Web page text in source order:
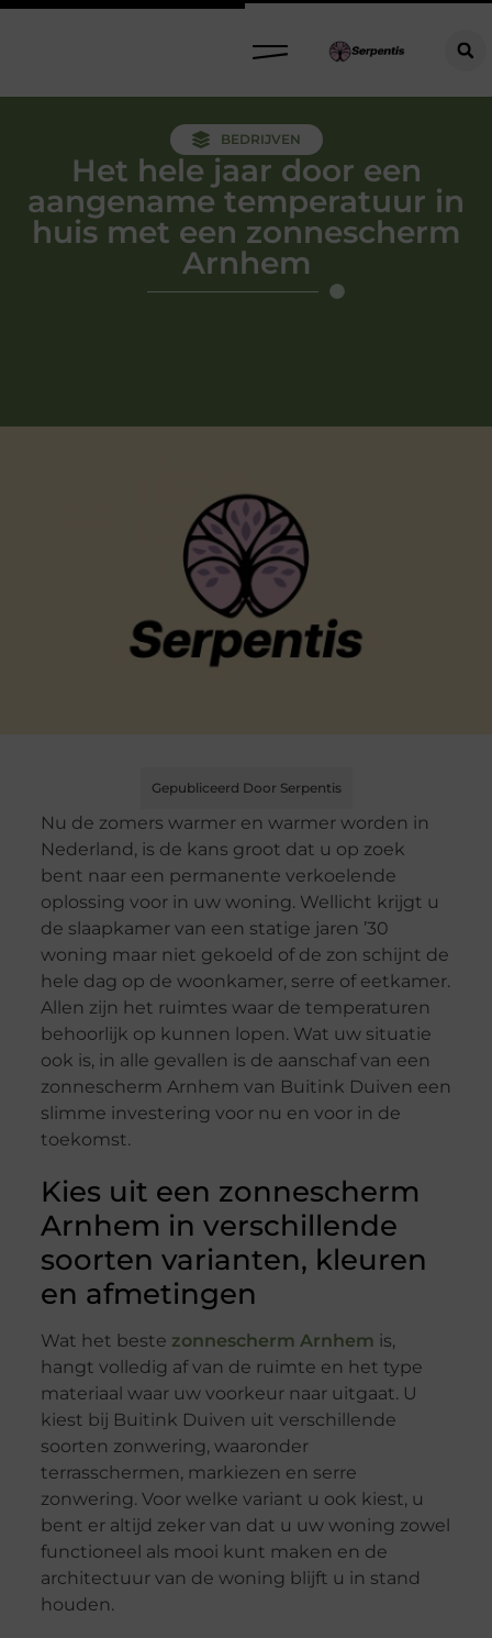
BEDRIJVEN
Het hele jaar door een
aangename temperatuur in
huis met een zonnescherm
Arnhem
Gepubliceerd Door Serpentis
Nu de zomers warmer en warmer worden in
Nederland, is de kans groot dat u op zoek
bent naar een permanente verkoelende
oplossing voor in uw woning. Wellicht krijgt u
de slaapkamer van een statige jaren ’30
woning maar niet gekoeld of de zon schijnt de
hele dag op de woonkamer, serre of eetkamer.
Allen zijn het ruimtes waar de temperaturen
behoorlijk op kunnen lopen. Wat uw situatie
ook is, in alle gevallen is de aanschaf van een
zonnescherm Arnhem van Buitink Duiven een
slimme investering voor nu en voor in de
toekomst.
Kies uit een zonnescherm
Arnhem in verschillende
soorten varianten, kleuren
en afmetingen
Wat het beste zonnescherm Arnhem is,
hangt volledig af van de ruimte en het type
materiaal waar uw voorkeur naar uitgaat. U
kiest bij Buitink Duiven uit verschillende
soorten zonwering, waaronder
terrasschermen, markiezen en serre
zonwering. Voor welke variant u ook kiest, u
bent er altijd zeker van dat u uw woning zowel
functioneel als mooi kunt maken en de
architectuur van de woning blijft u in stand
houden.